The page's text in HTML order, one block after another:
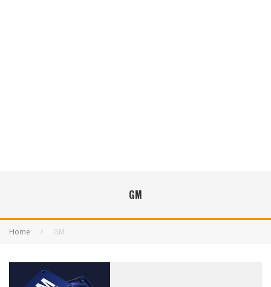
GM
Home GM